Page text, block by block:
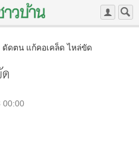
ดตน แก้คอเคล็ด ไหล่ขัด
00:00